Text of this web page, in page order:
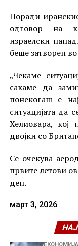
Поради
одговор на
израелски
беше затворен
„Чекаме
сакаме да
понекогаш е
ситуацијата да
Хелиовара,
двојки со
Се очекува
првите летови
ден.
март 3, 2026
ЕКОНОМИЈА